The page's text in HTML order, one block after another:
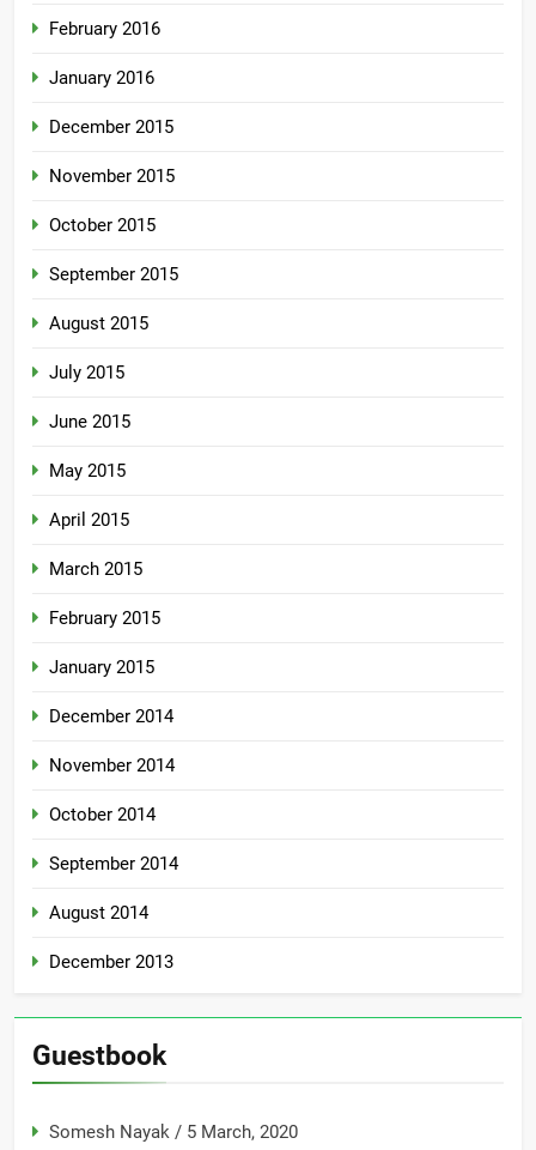
February 2016
January 2016
December 2015
November 2015
October 2015
September 2015
August 2015
July 2015
June 2015
May 2015
April 2015
March 2015
February 2015
January 2015
December 2014
November 2014
October 2014
September 2014
August 2014
December 2013
Guestbook
Somesh Nayak / 5 March, 2020